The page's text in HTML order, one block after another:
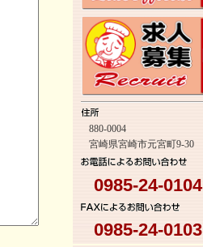
880-0004
宮崎県宮崎市元宮町9-30
0985-24-0104
0985-24-0103